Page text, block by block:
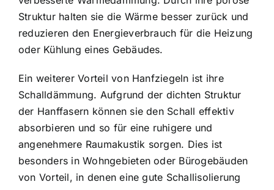
Struktur halten sie die Wärme besser zurück und
reduzieren den Energieverbrauch für die Heizung
oder Kühlung eines Gebäudes.
Ein weiterer Vorteil von Hanfziegeln ist ihre
Schalldämmung. Aufgrund der dichten Struktur
der Hanffasern können sie den Schall effektiv
absorbieren und so für eine ruhigere und
angenehmere Raumakustik sorgen. Dies ist
besonders in Wohngebieten oder Bürogebäuden
von Vorteil, in denen eine gute Schallisolierung